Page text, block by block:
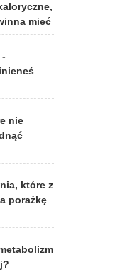
mieć
nie
które z
porażkę